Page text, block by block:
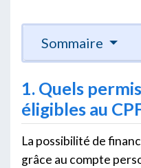
Sommaire
1. Quels
éligibles au
La possibilité de
grâce au compte